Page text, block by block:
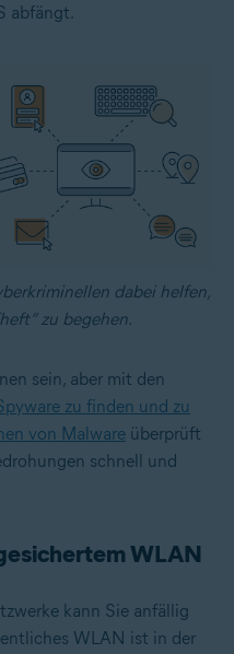
abfängt.
dabei helfen,
zu begehen.
sein, aber mit den
zu finden und zu
von Malware überprüft
schnell und
WLAN
kann Sie anfällig
WLAN ist in der